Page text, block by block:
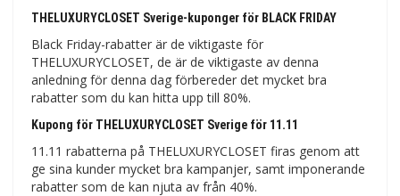
THELUXURYCLOSET Sverige-kuponger för BLACK FRIDAY
Black Friday-rabatter är de viktigaste för
THELUXURYCLOSET, de är de viktigaste av denna
anledning för denna dag förbereder det mycket bra
rabatter som du kan hitta upp till 80%.
Kupong för THELUXURYCLOSET Sverige för 11.11
11.11 rabatterna på THELUXURYCLOSET firas genom att
ge sina kunder mycket bra kampanjer, samt imponerande
rabatter som de kan njuta av från 40%.